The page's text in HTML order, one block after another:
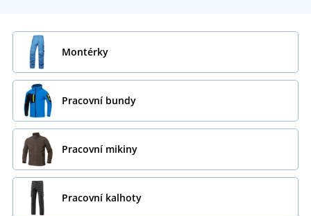
Montérky
Pracovní bundy
Pracovní mikiny
Pracovní kalhoty